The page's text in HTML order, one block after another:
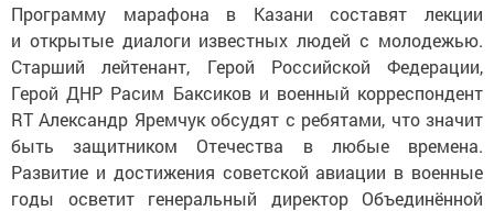
Программу марафона в Казани составят лекции
и открытые диалоги известных людей с молодежью.
Старший лейтенант, Герой Российской Федерации,
Герой ДНР Расим Баксиков и военный корреспондент
RT Александр Яремчук обсудят с ребятами, что значит
быть защитником Отечества в любые времена.
Развитие и достижения советской авиации в военные
годы осветит генеральный директор Объединённой